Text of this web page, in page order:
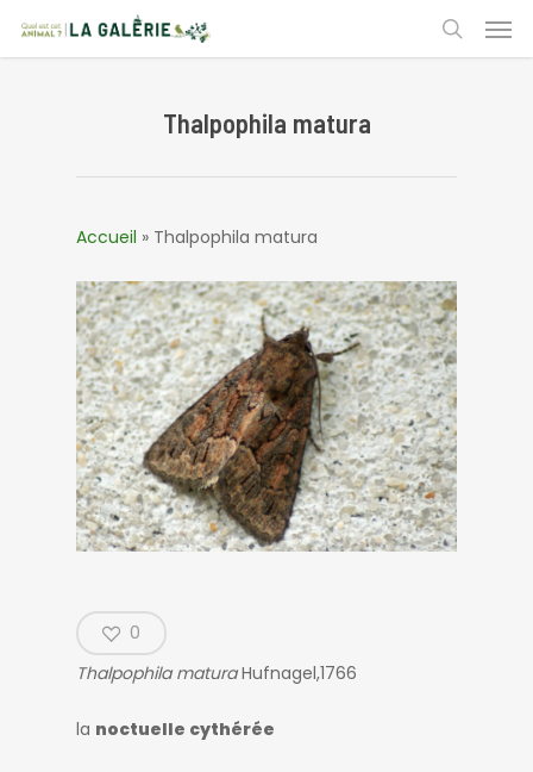
main
search
Thalpophila matura
Accueil » Thalpophila matura
0
Thalpophila maturaHufnagel,1766
la noctuelle cythérée